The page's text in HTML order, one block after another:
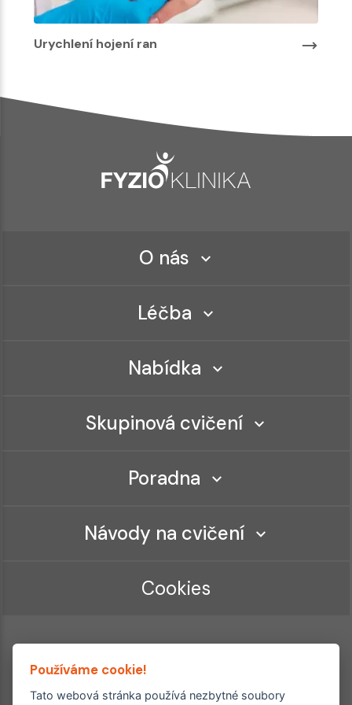
Urychlení hojení ran
O nás
Léčba
Nabídka
Skupinová cvičení
Poradna
Návody na cvičení
Cookies
Používáme cookie!
Tato webová stránka používá nezbytné soubory